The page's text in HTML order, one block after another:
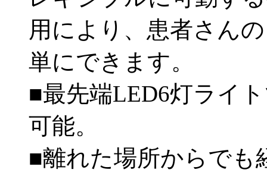
用により、患者さん
単にできます。
■最先端LED6灯ライ
可能。
■離れた場所からでも